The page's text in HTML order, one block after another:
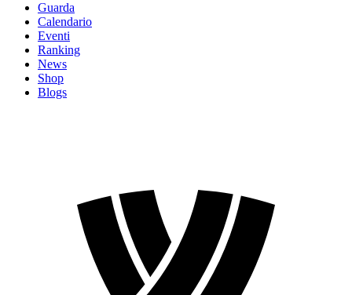
Guarda
Calendario
Eventi
Ranking
News
Shop
Blogs